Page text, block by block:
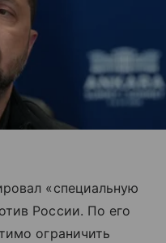
«специальную
России. По его
ограничить